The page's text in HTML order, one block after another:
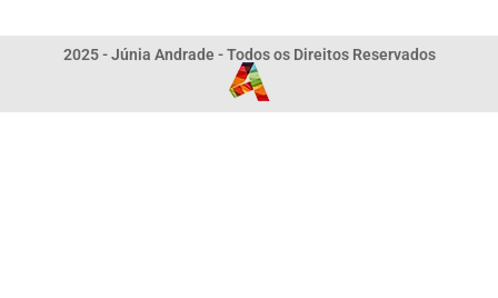
2025 - Júnia Andrade - Todos os Direitos Reservados